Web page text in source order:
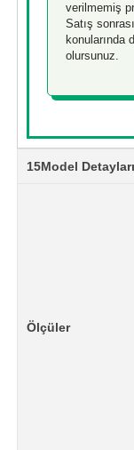
verilmemiş
Satış
konularında
olursunuz.
15Model
Ölçüler